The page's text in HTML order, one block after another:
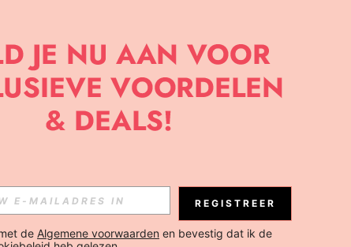
OM DE LAATSTE NIEUWE TRENDS EN KORTINGEN TE
ELK MOMENT).
REGISTREER
de Algemene voorwaarden en bevestig dat ik de